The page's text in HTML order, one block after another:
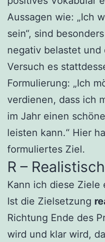
Aussagen wie: „Ich
sein“, sind
negativ belastet und
Versuch es
Formulierung: „Ich
verdienen, dass ich
im Jahr einen
leisten kann.“ Hier
formuliertes Ziel.
R – Realistisch
Kann ich diese
Ist die Zielsetzung
Richtung Ende des
wird und klar wird,